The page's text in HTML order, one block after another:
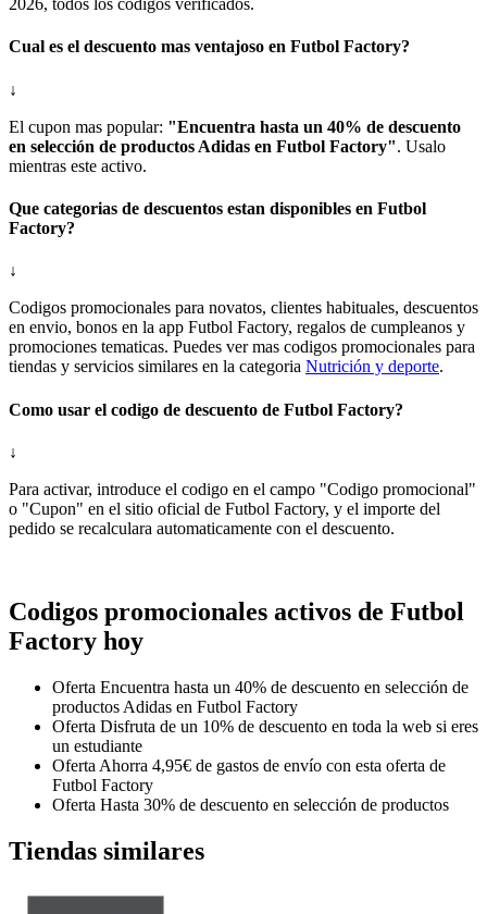
2026, todos los codigos verificados.
Cual es el descuento mas ventajoso en Futbol Factory?
↓
El cupon mas popular: "Encuentra hasta un 40% de descuento
en selección de productos Adidas en Futbol Factory". Usalo
mientras este activo.
Que categorias de descuentos estan disponibles en Futbol
Factory?
↓
Codigos promocionales para novatos, clientes habituales, descuentos
en envio, bonos en la app Futbol Factory, regalos de cumpleanos y
promociones tematicas. Puedes ver mas codigos promocionales para
tiendas y servicios similares en la categoria Nutrición y deporte.
Como usar el codigo de descuento de Futbol Factory?
↓
Para activar, introduce el codigo en el campo "Codigo promocional"
o "Cupon" en el sitio oficial de Futbol Factory, y el importe del
pedido se recalculara automaticamente con el descuento.
Codigos promocionales activos de Futbol
Factory hoy
Oferta Encuentra hasta un 40% de descuento en selección de
productos Adidas en Futbol Factory
Oferta Disfruta de un 10% de descuento en toda la web si eres
un estudiante
Oferta Ahorra 4,95€ de gastos de envío con esta oferta de
Futbol Factory
Oferta Hasta 30% de descuento en selección de productos
Tiendas similares